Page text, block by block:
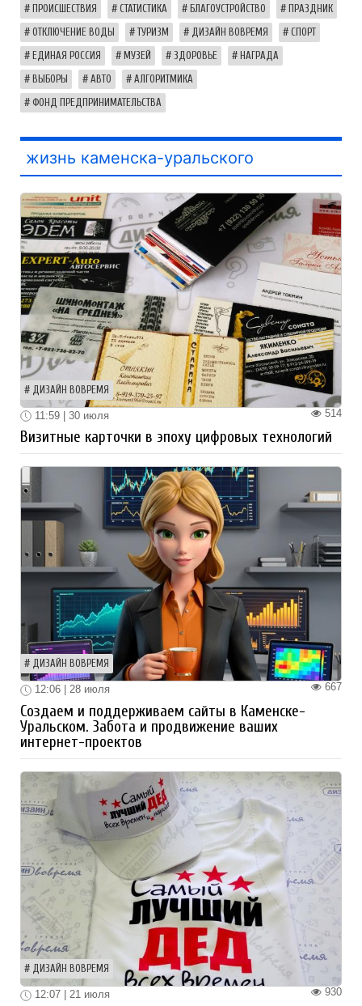
ПРОИСШЕСТВИЯ СТАТИСТИКА БЛАГОУСТРОЙСТВО ПРАЗДНИК
ОТКЛЮЧЕНИЕ ВОДЫ ТУРИЗМ ДИЗАЙН ВОВРЕМЯ СПОРТ
ЕДИНАЯ РОССИЯ МУЗЕЙ ЗДОРОВЬЕ НАГРАДА
ВЫБОРЫ АВТО АЛГОРИТМИКА
ФОНД ПРЕДПРИНИМАТЕЛЬСТВА
жизнь каменска-уральского
ДИЗАЙН ВОВРЕМЯ
514
11:59 | 30 июля
Визитные карточки в эпоху цифровых технологий
ДИЗАЙН ВОВРЕМЯ
667
12:06 | 28 июля
Создаем и поддерживаем сайты в Каменске-
Уральском. Забота и продвижение ваших
интернет-проектов
ДИЗАЙН ВОВРЕМЯ
930
12:07 | 21 июля